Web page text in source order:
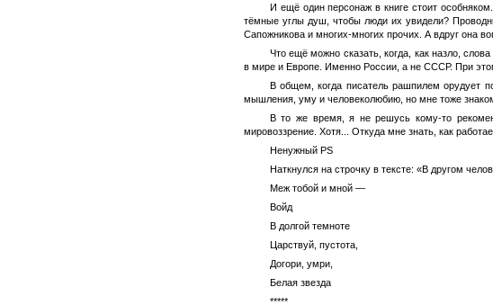
И ещё один персонаж в книге стоит
тёмные углы душ, чтобы люди их увидели?
Сапожникова и многих-многих прочих. А вдруг она
Что ещё можно сказать, когда, как назло,
в мире и Европе. Именно России, а не СССР. При
В общем, когда писатель рашпилем орудует
мышления, уму и человеколюбию, но мне тоже
В то же время, я не решусь кому-то
мировоззрение. Хотя... Откуда мне знать, как
Ненужный PS
Наткнулся на строчку в тексте: «В другом
Меж тобой и мной —
Войд
В долгой темноте
Царствуй, пустота,
Догори, умри,
Белая звезда
*****